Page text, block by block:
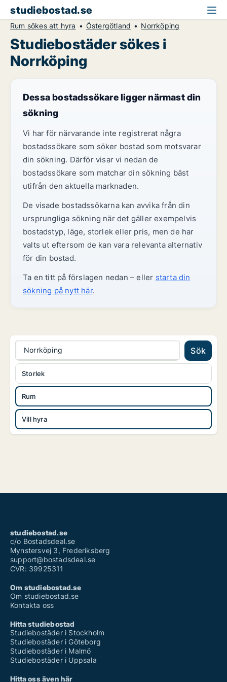
studiebostad.se
Rum sökes att hyra Östergötland Norrköping
Studiebostäder sökes i
Norrköping
Dessa bostadssökare ligger närmast din
sökning
Vi har för närvarande inte registrerat några
bostadssökare som söker bostad som motsvarar
din sökning. Därför visar vi nedan de
bostadssökare som matchar din sökning bäst
utifrån den aktuella marknaden.
De visade bostadssökarna kan avvika från din
ursprungliga sökning när det gäller exempelvis
bostadstyp, läge, storlek eller pris, men de har
valts ut eftersom de kan vara relevanta alternativ
för din bostad.
Ta en titt på förslagen nedan – eller starta din
sökning på nytt här.
Norrköping Sök
Rum
Vill hyra
Storlek
studiebostad.se
c/o Bostadsdeal.se
Mynstersvej 3, Frederiksberg
support@bostadsdeal.se
CVR: 39925311
Om studiebostad.se
Om studiebostad.se
Kontakta oss
Hitta studiebostad
Studiebostäder i Stockholm
Studiebostäder i Göteborg
Studiebostäder i Malmö
Studiebostäder i Uppsala
Hitta oss även här